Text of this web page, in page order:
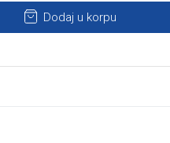
Dodaj u korpu